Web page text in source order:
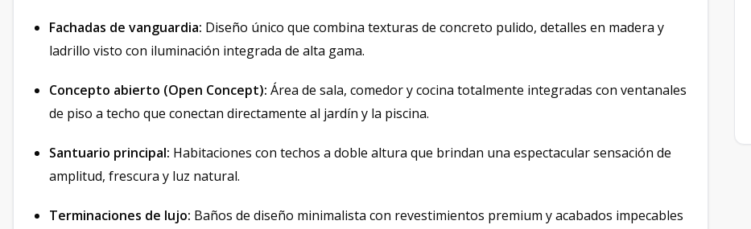
Fachadas de vanguardia: Diseño único que combina texturas de concreto pulido, detalles en madera y
ladrillo visto con iluminación integrada de alta gama.
Concepto abierto (Open Concept): Área de sala, comedor y cocina totalmente integradas con ventanales
de piso a techo que conectan directamente al jardín y la piscina.
Santuario principal: Habitaciones con techos a doble altura que brindan una espectacular sensación de
amplitud, frescura y luz natural.
Terminaciones de lujo: Baños de diseño minimalista con revestimientos premium y acabados impecables